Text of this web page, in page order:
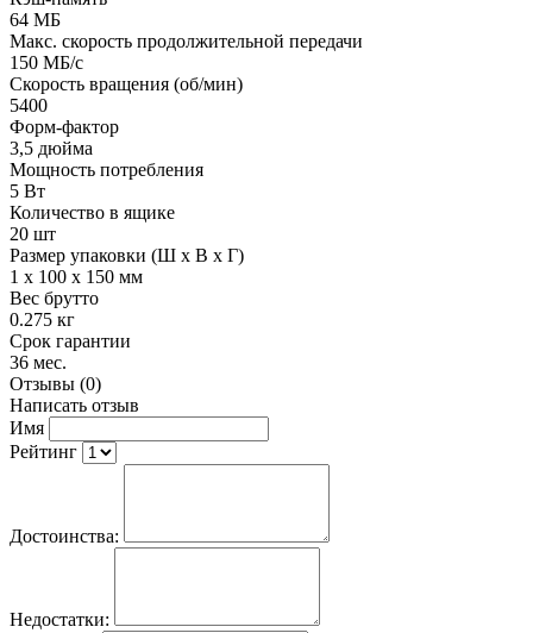
64 МБ
Макс. скорость продолжительной передачи
150 МБ/с
Скорость вращения (об/мин)
5400
Форм-фактор
3,5 дюйма
Мощность потребления
5 Вт
Количество в ящике
20 шт
Размер упаковки (Ш х В х Г)
1 x 100 x 150 мм
Вес брутто
0.275 кг
Срок гарантии
36 мес.
Отзывы (0)
Написать отзыв
Имя
Рейтинг
Достоинства:
Недостатки: